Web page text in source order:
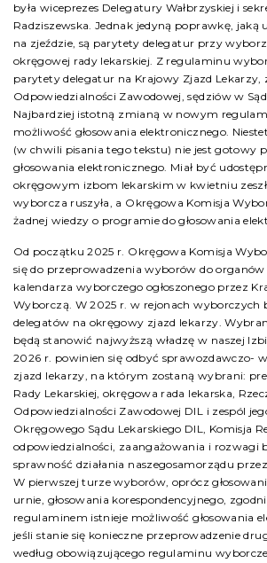
była wiceprezes Delegatury Wałbrzyskiej i
Radziszewska. Jednak jedyną poprawkę, jaką
na zjeździe, są parytety delegatur przy
okręgowej rady lekarskiej. Z regulaminu
parytety delegatur na Krajowy Zjazd Lekarzy,
Odpowiedzialności Zawodowej, sędziów w
Najbardziej istotną zmianą w nowym
możliwość głosowania elektronicznego.
(w chwili pisania tego tekstu) nie jest gotowy
głosowania elektronicznego. Miał być
okręgowym izbom lekarskim w kwietniu
wyborcza ruszyła, a Okręgowa Komisja
żadnej wiedzy o programie do głosowania
Od początku 2025 r. Okręgowa Komisja
się do przeprowadzenia wyborów do organów
kalendarza wyborczego ogłoszonego przez
Wyborczą. W 2025 r. w rejonach wyborczych
delegatów na okręgowy zjazd lekarzy.
będą stanowić najwyższą władzę w naszej
2026 r. powinien się odbyć sprawozdawczo-
zjazd lekarzy, na którym zostaną wybrani:
Rady Lekarskiej, okręgowa rada lekarska,
Odpowiedzialności Zawodowej DIL i zespól
Okręgowego Sądu Lekarskiego DIL, Komisja
odpowiedzialności, zaangażowania i rozwagi
sprawność działania naszegosamorządu
W pierwszej turze wyborów, oprócz
urnie, głosowania korespondencyjnego,
regulaminem istnieje możliwość głosowania
jeśli stanie się konieczne przeprowadzenie
według obowiązującego regulaminu